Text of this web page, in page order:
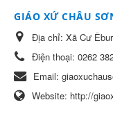
GIÁO XỨ CHÂU
Địa chỉ: Xã Cư
Điện thoại: 0262
Email:
Website: http://